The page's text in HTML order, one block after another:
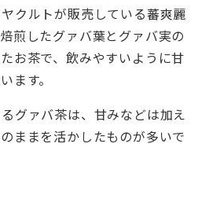
クルトが販売している蕃爽麗
煎したグァバ葉とグァバ実の
お茶で、飲みやすいように甘
ます。
グァバ茶は、甘みなどは加え
ままを活かしたものが多いで